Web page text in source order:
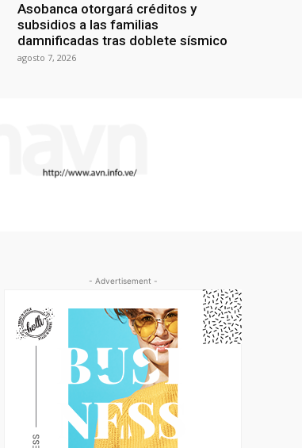
Asobanca otorgará créditos y
subsidios a las familias
damnificadas tras doblete sísmico
agosto 7, 2026
- Advertisement -